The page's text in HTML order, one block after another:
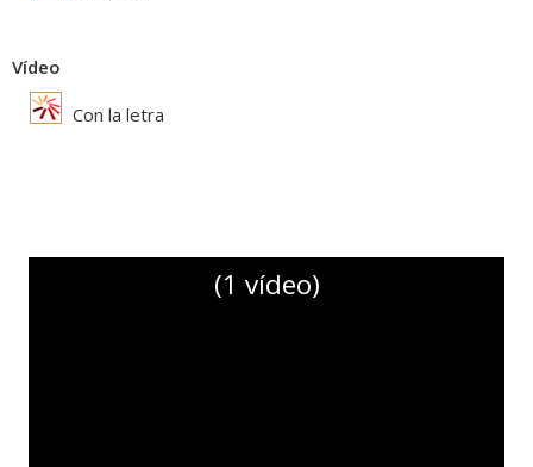
Vídeo
Con la letra
(1 vídeo)